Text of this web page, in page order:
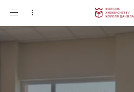
Toggle